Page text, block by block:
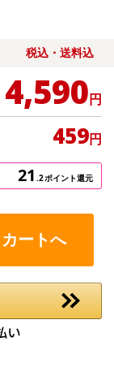
税込・送料込
4,590円
459円
21 .2ポイント還元
カートへ